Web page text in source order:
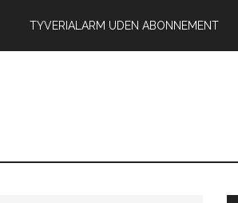
TYVERIALARM UDEN ABONNEMENT